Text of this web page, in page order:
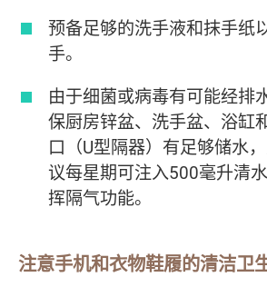
预备足够的洗手液和抹手纸
手。
由于细菌或病毒有可能经排
保厨房锌盆、洗手盆、浴缸
口（U型隔器）有足够储水
议每星期可注入500毫升清
挥隔气功能。
注意手机和衣物鞋履的清洁卫